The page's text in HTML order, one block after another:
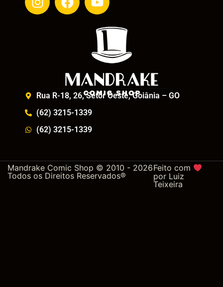
Rua R-18, 26, Setor Oeste, Goiânia – GO
(62) 3215-1339
(62) 3215-1339
Mandrake Comic Shop © 2010 - 2026
Todos os Direitos Reservados®
Feito com
por Luiz
Teixeira